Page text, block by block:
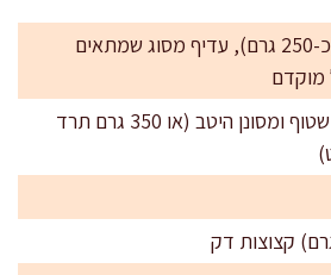
12–14 עלי לזניה (כ-250 גרם), עדיף מסוג שמתאים
מוקדם
500 גרם תרד טרי שטוף ומסונן היטב (או 350 גרם תרד